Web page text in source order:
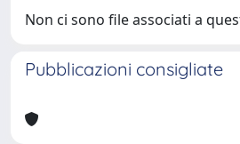
Non ci sono file associati a
Pubblicazioni consigliate